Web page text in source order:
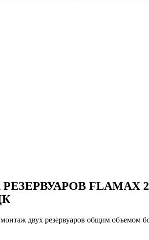
FLAMAX
двух резервуаров общим объемом